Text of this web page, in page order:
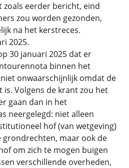
eerder bericht, eind
zou worden gezonden,
na het kerstreces.
2025.
30 januari 2025 dat er
binnen het
onwaarschijnlijk omdat de
Volgens de krant zou het
gaan dan in het
neergelegd: niet alleen
hof (van wetgeving)
maar ook de
om zich te mogen buigen
verschillende overheden,